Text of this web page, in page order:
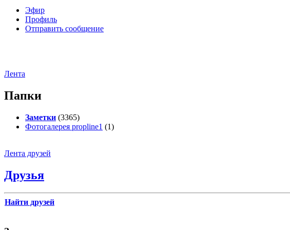
Эфир
Профиль
Отправить сообщение
Лента
Папки
Заметки (3365)
Фотогалерея propline1 (1)
Лента друзей
Друзья
Найти друзей